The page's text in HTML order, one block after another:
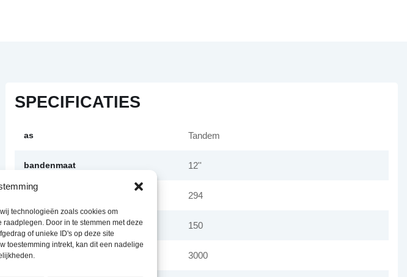
technologieën zoals cookies om
Door in te stemmen met deze
of unieke ID's op deze site
toestemming intrekt, kan dit een nadelige
SPECIFICATIES
as Tandem
bandenmaat 12''
294
breedte 150
bruto laadvermogen 3000